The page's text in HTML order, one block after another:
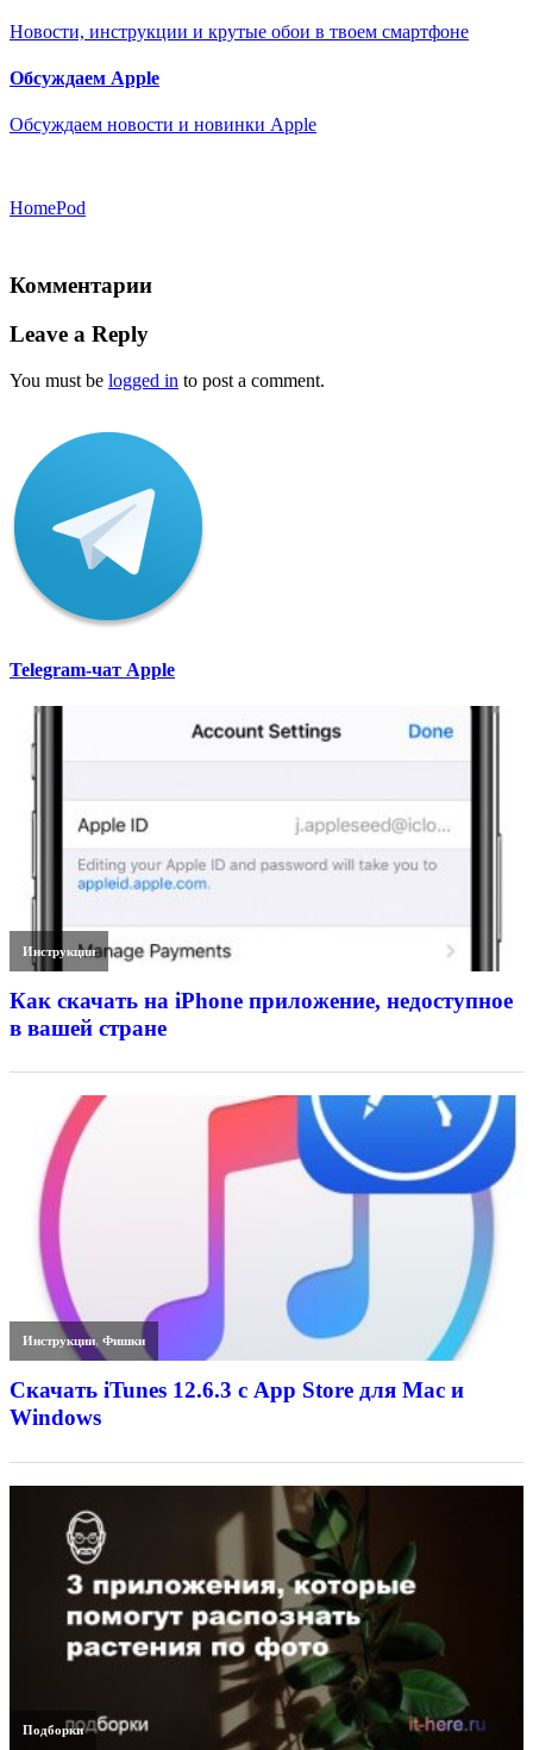
Новости, инструкции и крутые обои в твоем смартфоне
Обсуждаем Apple
Обсуждаем новости и новинки Apple
HomePod
Комментарии
Leave a Reply
You must be logged in to post a comment.
Telegram-чат Apple
Инструкции
Как скачать на iPhone приложение, недоступное
в вашей стране
Инструкции,Фишки
Скачать iTunes 12.6.3 с App Store для Mac и
Windows
Подборки